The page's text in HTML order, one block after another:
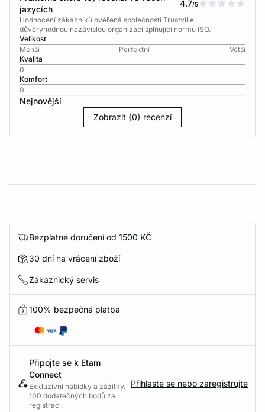
jazycích
4.7/5
Hodnocení zákazníků ověřená společností Trustville,
důvěryhodnou nezávislou organizací splňující normu ISO.
Velikost
Menší
Perfektní
Větší
Kvalita
0
Komfort
0
Nejnovější
Zobrazit {0} recenzí
Bezplatné doručení od 1500 KČ
30 dní na vrácení zboží
Zákaznický servis
100% bezpečná platba
Připojte se k Etam
Connect
Exkluzivní nabídky a zážitky.
100 dodatečných bodů za
registraci.
Přihlaste se nebo zaregistrujte